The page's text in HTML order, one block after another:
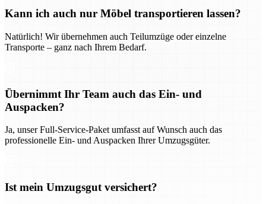
Kann ich auch nur Möbel transportieren lassen?
Natürlich! Wir übernehmen auch Teilumzüge oder einzelne
Transporte – ganz nach Ihrem Bedarf.
Übernimmt Ihr Team auch das Ein- und
Auspacken?
Ja, unser Full-Service-Paket umfasst auf Wunsch auch das
professionelle Ein- und Auspacken Ihrer Umzugsgüter.
Ist mein Umzugsgut versichert?